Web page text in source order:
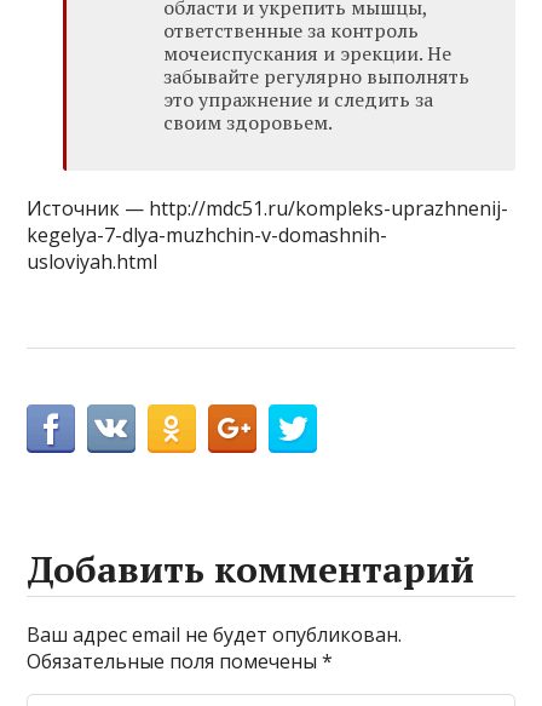
области и укрепить мышцы,
ответственные за контроль
мочеиспускания и эрекции. Не
забывайте регулярно выполнять
это упражнение и следить за
своим здоровьем.
Источник — http://mdc51.ru/kompleks-uprazhnenij-
kegelya-7-dlya-muzhchin-v-domashnih-
usloviyah.html
Добавить комментарий
Ваш адрес email не будет опубликован.
Обязательные поля помечены*